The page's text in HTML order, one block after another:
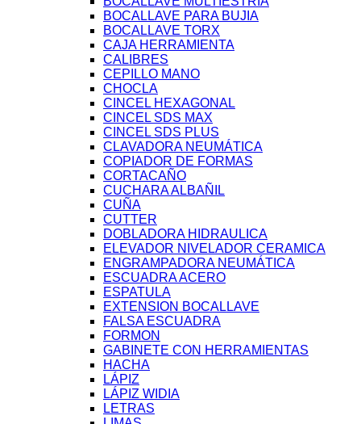
BOCALLAVE PARA BUJIA
BOCALLAVE TORX
CAJA HERRAMIENTA
CALIBRES
CEPILLO MANO
CHOCLA
CINCEL HEXAGONAL
CINCEL SDS MAX
CINCEL SDS PLUS
CLAVADORA NEUMÁTICA
COPIADOR DE FORMAS
CORTACAÑO
CUCHARA ALBAÑIL
CUÑA
CUTTER
DOBLADORA HIDRAULICA
ELEVADOR NIVELADOR CERAMICA
ENGRAMPADORA NEUMÁTICA
ESCUADRA ACERO
ESPATULA
EXTENSION BOCALLAVE
FALSA ESCUADRA
FORMON
GABINETE CON HERRAMIENTAS
HACHA
LÁPIZ
LÁPIZ WIDIA
LETRAS